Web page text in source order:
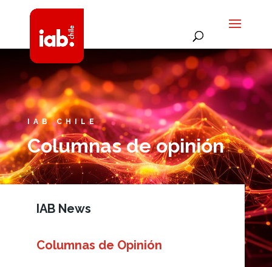
IAB CHILE
Columnas de opinión
IAB News
Columnas de Opinión